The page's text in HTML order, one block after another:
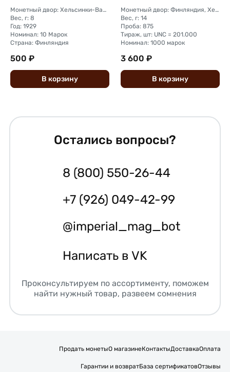
Монетный двор: Хельсинки-Вантаа
Вес, г: 8
Год: 1929
Номинал: 10 Марок
Страна: Финляндия
500 ₽
В корзину
Монетный двор: Финляндия, Хельсинки-Вантаа
Вес, г: 14
Проба: 875
Тираж, шт: UNC = 201.000
Номинал: 1000 марок
3 600 ₽
В корзину
Остались вопросы?
8 (800) 550-26-44
+7 (926) 049-42-99
@imperial_mag_bot
Написать в VK
Проконсультируем по ассортименту, поможем
найти нужный товар, развеем сомнения
Продать монетыО магазинеКонтактыДоставкаОплата
Гарантии и возвратБаза сертификатовОтзывы